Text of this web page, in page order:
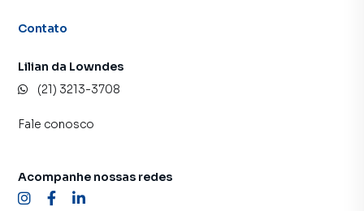
Contato
Lilian da Lowndes
(21) 3213-3708
Fale conosco
Acompanhe nossas redes